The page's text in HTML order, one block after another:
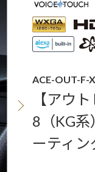
ACE-OUT-F-
【アウ
8（KG
ーティ